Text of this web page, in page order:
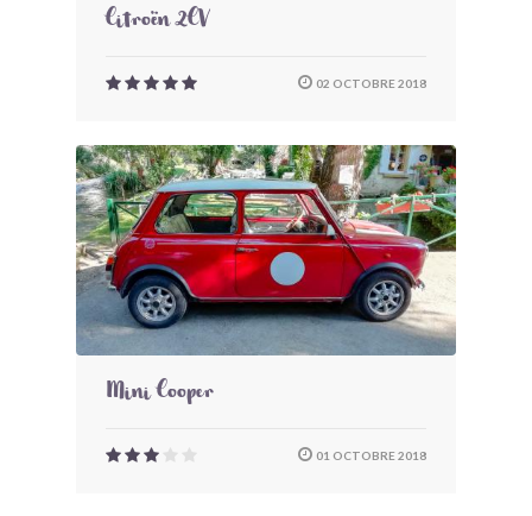
Citroën 2CV
02 OCTOBRE 2018
Mini Cooper
01 OCTOBRE 2018